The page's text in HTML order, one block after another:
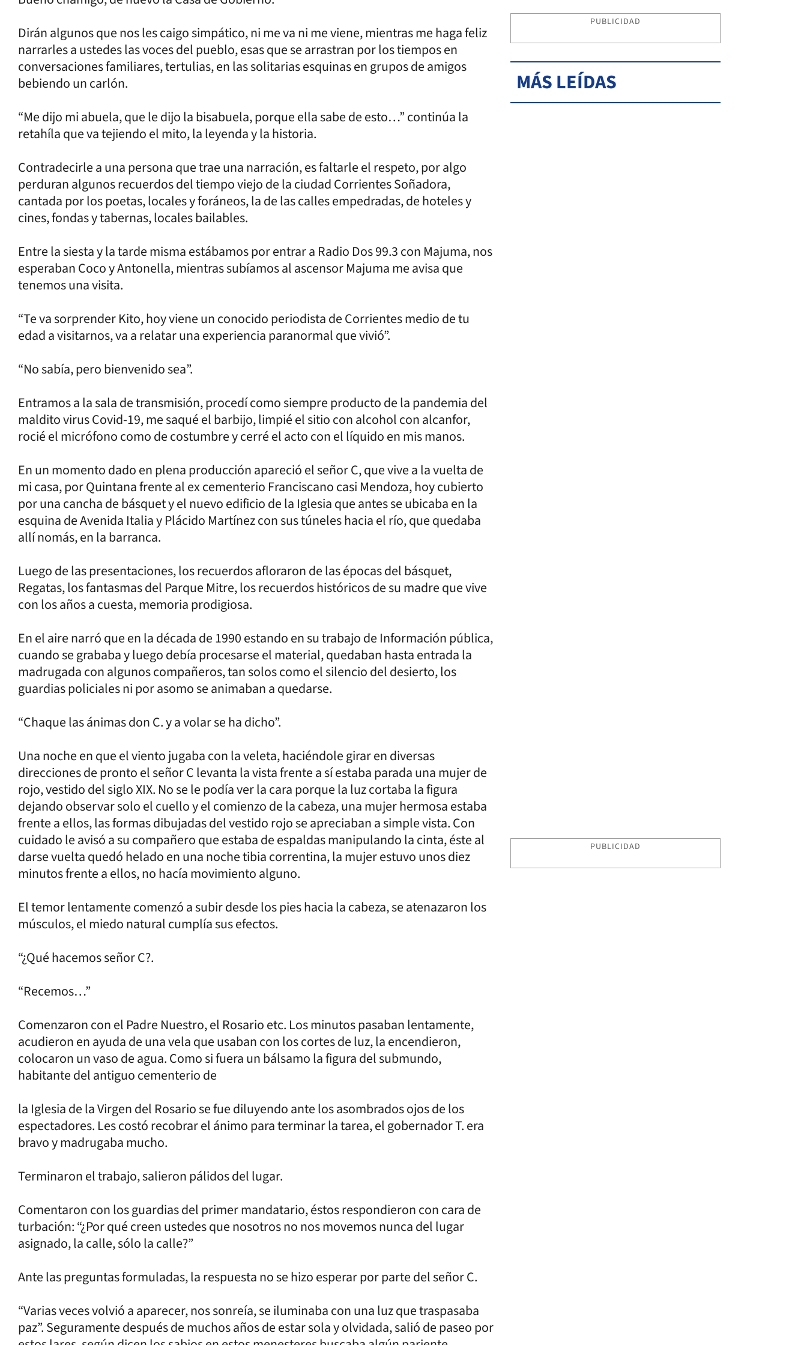
Dirán algunos que nos les caigo simpático, ni me va ni me viene, mientras me haga feliz
narrarles a ustedes las voces del pueblo, esas que se arrastran por los tiempos en
conversaciones familiares, tertulias, en las solitarias esquinas en grupos de amigos
bebiendo un carlón.
“Me dijo mi abuela, que le dijo la bisabuela, porque ella sabe de esto…” continúa la
retahíla que va tejiendo el mito, la leyenda y la historia.
Contradecirle a una persona que trae una narración, es faltarle el respeto, por algo
perduran algunos recuerdos del tiempo viejo de la ciudad Corrientes Soñadora,
cantada por los poetas, locales y foráneos, la de las calles empedradas, de hoteles y
cines, fondas y tabernas, locales bailables.
Entre la siesta y la tarde misma estábamos por entrar a Radio Dos 99.3 con Majuma, nos
esperaban Coco y Antonella, mientras subíamos al ascensor Majuma me avisa que
tenemos una visita.
“Te va sorprender Kito, hoy viene un conocido periodista de Corrientes medio de tu
edad a visitarnos, va a relatar una experiencia paranormal que vivió”.
“No sabía, pero bienvenido sea”.
Entramos a la sala de transmisión, procedí como siempre producto de la pandemia del
maldito virus Covid-19, me saqué el barbijo, limpié el sitio con alcohol con alcanfor,
rocié el micrófono como de costumbre y cerré el acto con el líquido en mis manos.
En un momento dado en plena producción apareció el señor C, que vive a la vuelta de
mi casa, por Quintana frente al ex cementerio Franciscano casi Mendoza, hoy cubierto
por una cancha de básquet y el nuevo edificio de la Iglesia que antes se ubicaba en la
esquina de Avenida Italia y Plácido Martínez con sus túneles hacia el río, que quedaba
allí nomás, en la barranca.
Luego de las presentaciones, los recuerdos afloraron de las épocas del básquet,
Regatas, los fantasmas del Parque Mitre, los recuerdos históricos de su madre que vive
con los años a cuesta, memoria prodigiosa.
En el aire narró que en la década de 1990 estando en su trabajo de Información pública,
cuando se grababa y luego debía procesarse el material, quedaban hasta entrada la
madrugada con algunos compañeros, tan solos como el silencio del desierto, los
guardias policiales ni por asomo se animaban a quedarse.
“Chaque las ánimas don C. y a volar se ha dicho”.
Una noche en que el viento jugaba con la veleta, haciéndole girar en diversas
direcciones de pronto el señor C levanta la vista frente a sí estaba parada una mujer de
rojo, vestido del siglo XIX. No se le podía ver la cara porque la luz cortaba la figura
dejando observar solo el cuello y el comienzo de la cabeza, una mujer hermosa estaba
frente a ellos, las formas dibujadas del vestido rojo se apreciaban a simple vista. Con
cuidado le avisó a su compañero que estaba de espaldas manipulando la cinta, éste al
darse vuelta quedó helado en una noche tibia correntina, la mujer estuvo unos diez
minutos frente a ellos, no hacía movimiento alguno.
El temor lentamente comenzó a subir desde los pies hacia la cabeza, se atenazaron los
músculos, el miedo natural cumplía sus efectos.
“¿Qué hacemos señor C?.
“Recemos…”
Comenzaron con el Padre Nuestro, el Rosario etc. Los minutos pasaban lentamente,
acudieron en ayuda de una vela que usaban con los cortes de luz, la encendieron,
colocaron un vaso de agua. Como si fuera un bálsamo la figura del submundo,
habitante del antiguo cementerio de
la Iglesia de la Virgen del Rosario se fue diluyendo ante los asombrados ojos de los
espectadores. Les costó recobrar el ánimo para terminar la tarea, el gobernador T. era
bravo y madrugaba mucho.
Terminaron el trabajo, salieron pálidos del lugar.
Comentaron con los guardias del primer mandatario, éstos respondieron con cara de
turbación: “¿Por qué creen ustedes que nosotros no nos movemos nunca del lugar
asignado, la calle, sólo la calle?”
Ante las preguntas formuladas, la respuesta no se hizo esperar por parte del señor C.
“Varias veces volvió a aparecer, nos sonreía, se iluminaba con una luz que traspasaba
paz”. Seguramente después de muchos años de estar sola y olvidada, salió de paseo por
PUBLICIDAD
MÁS LEÍDAS
PUBLICIDAD